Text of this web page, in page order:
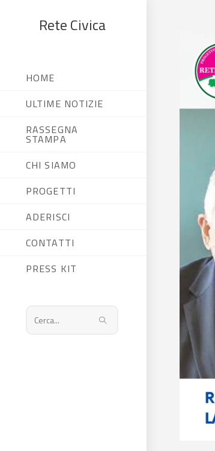
Rete Civica
HOME
ULTIME NOTIZIE
RASSEGNA
STAMPA
CHI SIAMO
PROGETTI
ADERISCI
CONTATTI
PRESS KIT
Cerca